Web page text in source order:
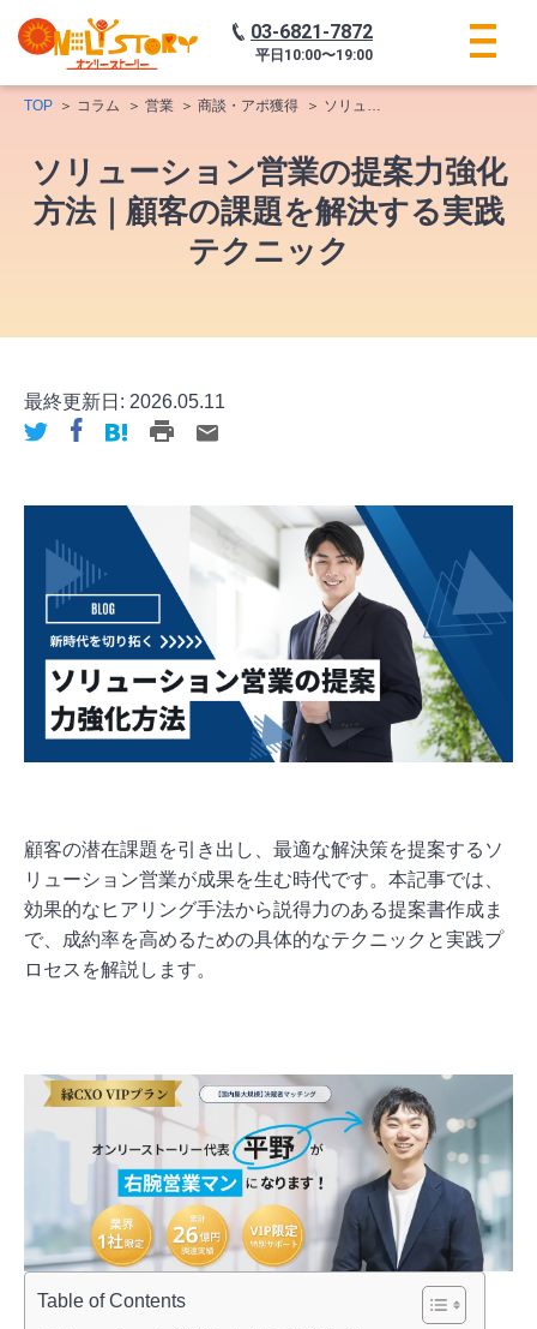
03-6821-7872
平日 10:00〜19:00
TOP コラム 営業 商談・アポ獲得 ソリューション営業の提案力強化方法｜顧客の課題を解決する実践テクニック
ソリューション営業の提案力強化
方法｜顧客の課題を解決する実践
テクニック
最終更新日: 2026.05.11
顧客の潜在課題を引き出し、最適な解決策を提案するソ
リューション営業が成果を生む時代です。本記事では、
効果的なヒアリング手法から説得力のある提案書作成ま
で、成約率を高めるための具体的なテクニックと実践プ
ロセスを解説します。
Table of Contents